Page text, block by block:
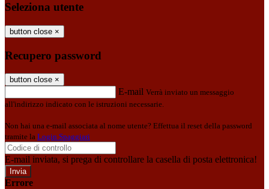
Seleziona utente
button close ×
Recupero password
button close ×
E-mail Verrà inviato un messaggio
all'indirizzo indicato con le istruzioni necessarie.
Non hai una e-mail associata al nome utente? Effettua il reset della password
tramite la Login Spaggiari
E-mail inviata, si prega di controllare la casella di posta elettronica!
Errore